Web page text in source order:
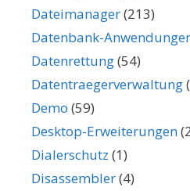
Dateimanager(213)
Datenbank-
Datenrettung(54)
Datentraegerverwaltung
Demo (59)
Desktop-Erweiterungen
Dialerschutz (1)
Disassembler(4)